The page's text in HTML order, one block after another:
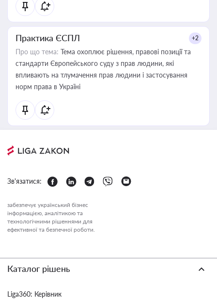
Практика ЄСПЛ +2
Про що тема: Тема охоплює рішення, правові позиції та
стандарти Європейського суду з прав людини, які
впливають на тлумачення прав людини і застосування
норм права в Україні
Зв'язатися:
забезпечує український бізнес
інформацією, аналітикою та
технологічними рішеннями для
ефективної та безпечної роботи.
Каталог рішень
Liga360: Керівник